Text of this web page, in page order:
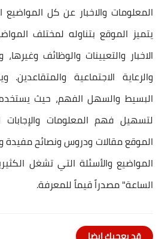
المعلومات والاخبار عن كل
يتميز الموقع بتناوله لمختلف
الاخبار والتعيينات والوظائف
والرعاية الاجتماعية والمتقاعدين.
البسيط والسهل الفهم، حيث
لتسهيل فهم المعلومات
الموقع مقالات ودروس ونصائح مفيدة
المواضيع والأسئلة التي تشغل
الساعة" مصدراً قيماً للمعرفة.